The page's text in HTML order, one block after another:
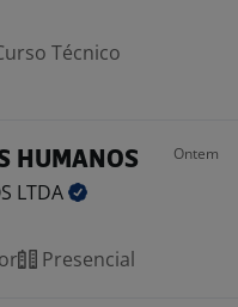
Técnico
HUMANOS Ontem
LTDA
Presencial